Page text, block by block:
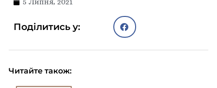
Поділитись у:
Читайте також: